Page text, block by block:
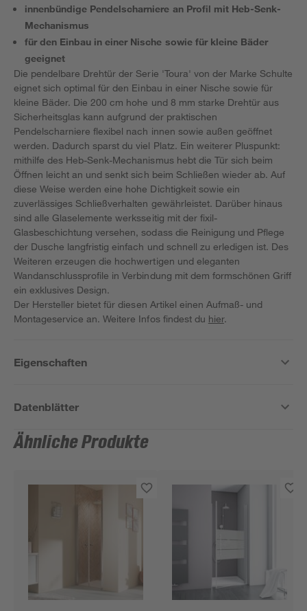
innenbündige Pendelscharniere an Profil mit Heb-Senk-
Mechanismus
für den Einbau in einer Nische sowie für kleine Bäder
geeignet
Die pendelbare Drehtür der Serie 'Toura' von der Marke Schulte
eignet sich optimal für den Einbau in einer Nische sowie für
kleine Bäder. Die 200 cm hohe und 8 mm starke Drehtür aus
Sicherheitsglas kann aufgrund der praktischen
Pendelscharniere flexibel nach innen sowie außen geöffnet
werden. Dadurch sparst du viel Platz. Ein weiterer Pluspunkt:
mithilfe des Heb-Senk-Mechanismus hebt die Tür sich beim
Öffnen leicht an und senkt sich beim Schließen wieder ab. Auf
diese Weise werden eine hohe Dichtigkeit sowie ein
zuverlässiges Schließverhalten gewährleistet. Darüber hinaus
sind alle Glaselemente werksseitig mit der fixil-
Glasbeschichtung versehen, sodass die Reinigung und Pflege
der Dusche langfristig einfach und schnell zu erledigen ist. Des
Weiteren erzeugen die hochwertigen und eleganten
Wandanschlussprofile in Verbindung mit dem formschönen Griff
ein exklusives Design.
Der Hersteller bietet für diesen Artikel einen Aufmaß- und
Montageservice an. Weitere Infos findest du hier.
Eigenschaften
Datenblätter
Ähnliche Produkte